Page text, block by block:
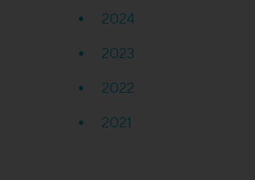
2024
2023
2022
2021